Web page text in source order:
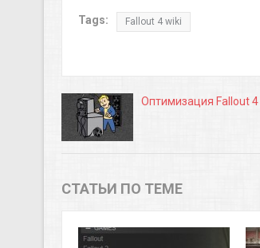
Tags: Fallout 4 wiki
Оптимизация Fallout
СТАТЬИ ПО ТЕМЕ